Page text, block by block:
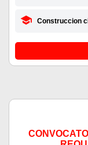
Construccion